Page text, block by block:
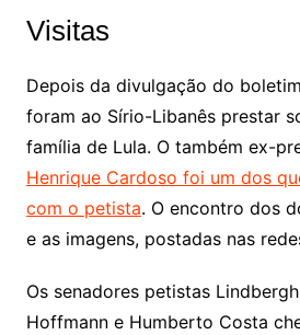
Visitas
Depois da divulgação do
foram ao Sírio-Libanês prestar
família de Lula. O também ex-
Henrique Cardoso foi um dos
com o petista. O encontro dos
e as imagens, postadas nas
Os senadores petistas
Hoffmann e Humberto Costa